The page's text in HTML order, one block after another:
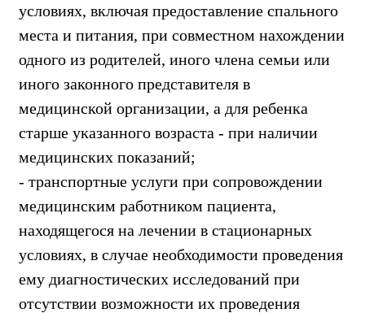
условиях, включая предоставление спального
места и питания, при совместном нахождении
одного из родителей, иного члена семьи или
иного законного представителя в
медицинской организации, а для ребенка
старше указанного возраста - при наличии
медицинских показаний;
- транспортные услуги при сопровождении
медицинским работником пациента,
находящегося на лечении в стационарных
условиях, в случае необходимости проведения
ему диагностических исследований при
отсутствии возможности их проведения